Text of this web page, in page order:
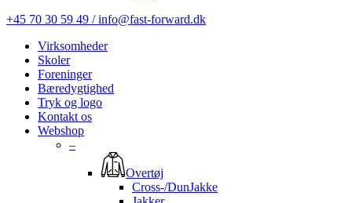
+45 70 30 59 49 / info@fast-forward.dk
Virksomheder
Skoler
Foreninger
Bæredygtighed
Tryk og logo
Kontakt os
Webshop
–
Overtøj
Cross-/DunJakke